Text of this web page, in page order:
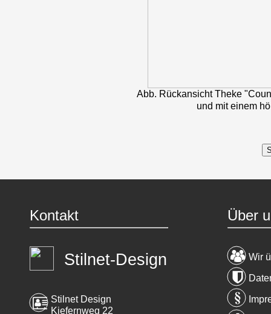
Abb. Rückansicht Theke
und mit einem
Kontakt
Stilnet-Design
Stilnet Design
Kiefernweg 22
Über
Wir